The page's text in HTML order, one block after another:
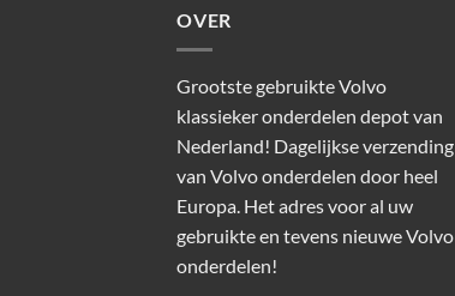
OVER
Grootste gebruikte Volvo
klassieker onderdelen depot van
Nederland! Dagelijkse verzending
van Volvo onderdelen door heel
Europa. Het adres voor al uw
gebruikte en tevens nieuwe Volvo
onderdelen!